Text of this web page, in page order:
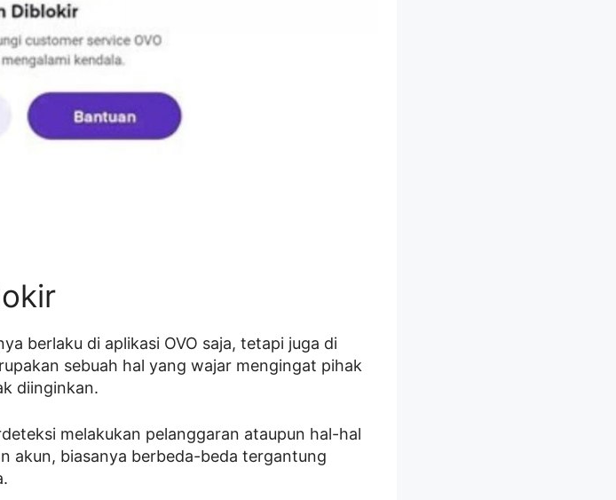
berlaku di aplikasi OVO saja, tetapi juga di
sebuah hal yang wajar mengingat pihak
diinginkan.
melakukan pelanggaran ataupun hal-hal
akun, biasanya berbeda-beda tergantung